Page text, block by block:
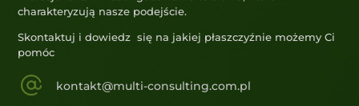
charakteryzują nasze podejście.
Skontaktuj i dowiedz się na jakiej płaszczyźnie możemy Ci
pomóc
kontakt@multi-consulting.com.pl